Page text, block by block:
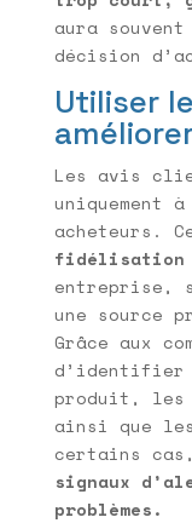
aura
décision
Utiliser
Les avis
uniquement
acheteurs.
fidélisation
entreprise,
une source
Grâce aux
d’identifier
produit, les
ainsi que
certains
signaux
problèmes.